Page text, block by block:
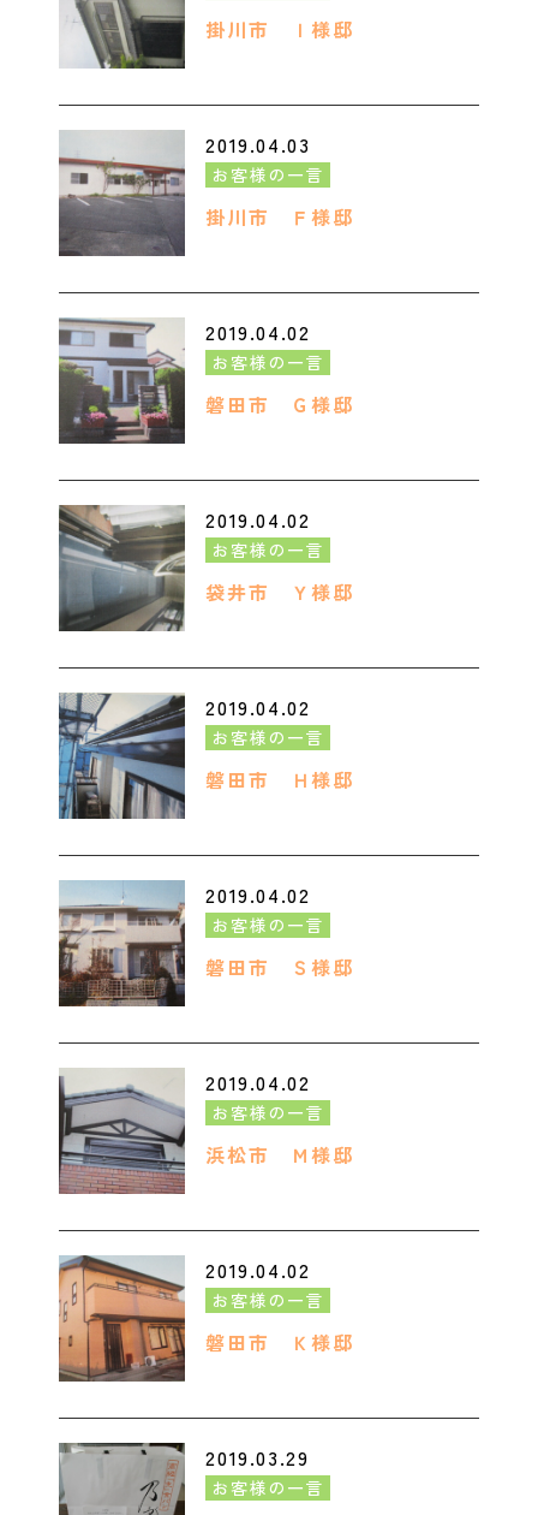
掛川市 Ｉ様邸
2019.04.03
お客様の一言
掛川市 Ｆ様邸
2019.04.02
お客様の一言
磐田市 Ｇ様邸
2019.04.02
お客様の一言
袋井市 Ｙ様邸
2019.04.02
お客様の一言
磐田市 Ｈ様邸
2019.04.02
お客様の一言
磐田市 Ｓ様邸
2019.04.02
お客様の一言
浜松市 Ｍ様邸
2019.04.02
お客様の一言
磐田市 Ｋ様邸
2019.03.29
お客様の一言